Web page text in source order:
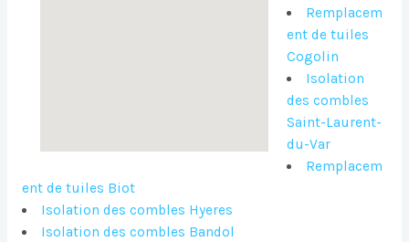
Remplacem
ent de tuiles
Cogolin
Isolation
des combles
Saint-Laurent-
du-Var
Remplacem
ent de tuiles Biot
Isolation des combles Hyeres
Isolation des combles Bandol